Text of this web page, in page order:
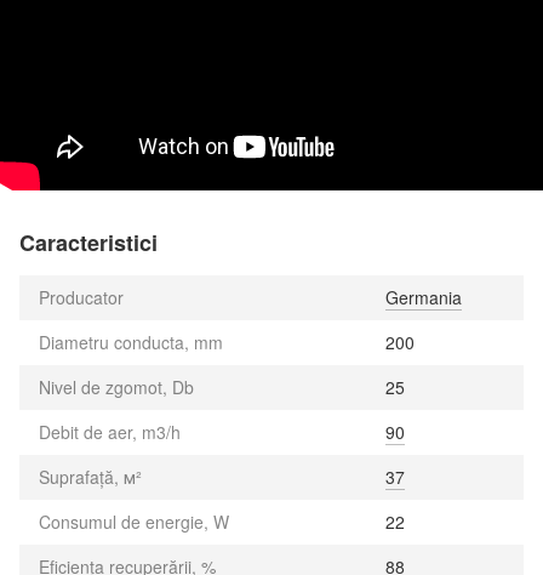
Caracteristici
Producator
Germania
Diametru conducta, mm
200
Nivel de zgomot, Db
25
Debit de aer, m3/h
90
Suprafață, м²
37
Consumul de energie, W
22
Eficiența recuperării, %
88